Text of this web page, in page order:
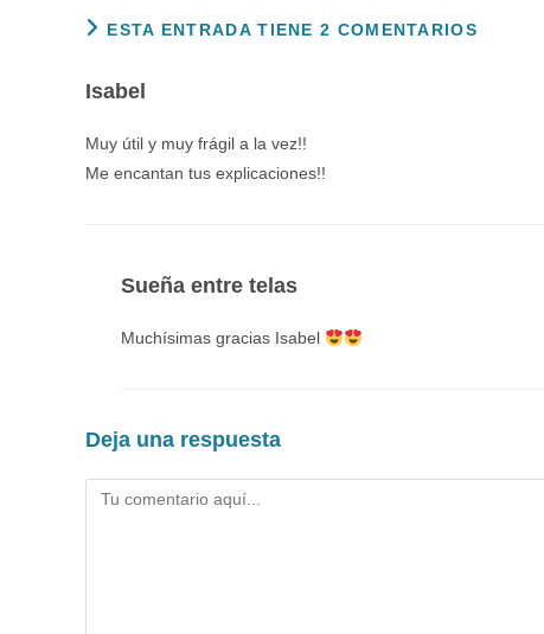
ESTA ENTRADA TIENE 2 COMENTARIOS
Isabel
Muy útil y muy frágil a la vez!!
Me encantan tus explicaciones!!
Sueña entre telas
Muchísimas gracias Isabel
Deja una respuesta
Comentario